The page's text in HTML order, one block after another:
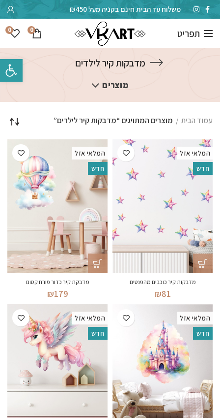
משלוח עד הבית חינם בקניה מעל ₪450
תפריט 0
0
מדבקות קיר לילדים
מוצרים
עמוד הבית מוצרים המתויגים “מדבקות קיר לילדים”
המלאי אזל
חדש
מדבקות קיר כוכבים מהפנטים
₪81
המלאי אזל
חדש
מדבקת קיר כדור פורח קסום
₪179
המלאי אזל
חדש
המלאי אזל
חדש
פתח